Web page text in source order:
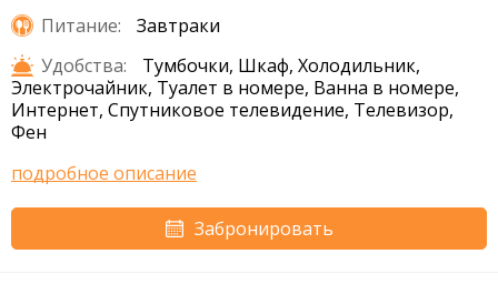
Питание:
Завтраки
Удобства:
Тумбочки, Шкаф, Холодильник,
Электрочайник, Туалет в номере, Ванна в номере,
Интернет, Спутниковое телевидение, Телевизор,
Фен
подробное описание
Забронировать